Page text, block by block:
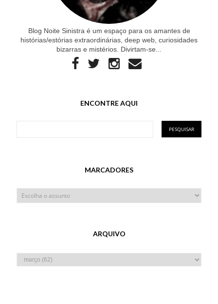
Blog Noite Sinistra é um espaço para os amantes de
histórias/estórias extraordinárias, deep web, curiosidades
bizarras e mistérios. Divirtam-se...
ENCONTRE AQUI
MARCADORES
ARQUIVO